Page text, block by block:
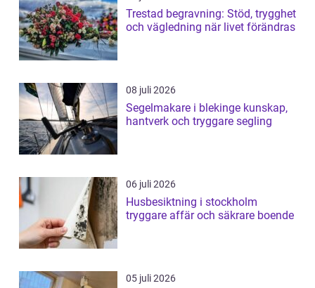
Trestad begravning: Stöd, trygghet
och vägledning när livet förändras
08 juli 2026
Segelmakare i blekinge kunskap,
hantverk och tryggare segling
06 juli 2026
Husbesiktning i stockholm
tryggare affär och säkrare boende
05 juli 2026